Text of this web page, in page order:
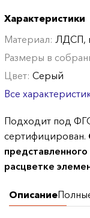
Характеристики
Материал:ЛДСП,
Размеры в
Цвет:Серый
Все
Подходит под
сертифицирован.
расцветке
Описание